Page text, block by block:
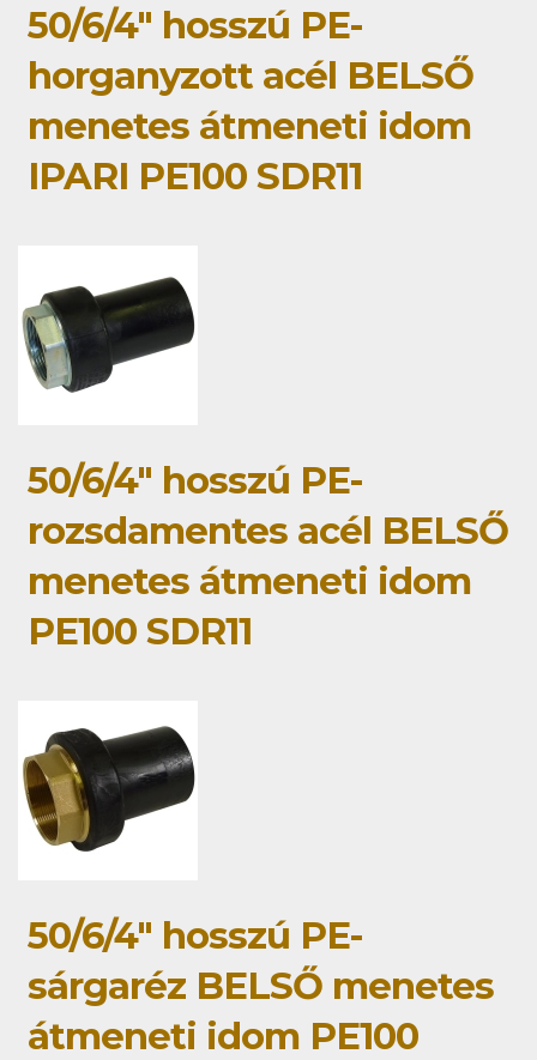
50/6/4" hosszú PE-
horganyzott acél BELSŐ
menetes átmeneti idom
IPARI PE100 SDR11
50/6/4" hosszú PE-
rozsdamentes acél BELSŐ
menetes átmeneti idom
PE100 SDR11
50/6/4" hosszú PE-
sárgaréz BELSŐ menetes
átmeneti idom PE100